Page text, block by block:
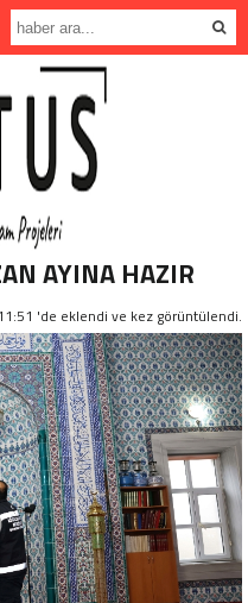
AYINA HAZIR
'de eklendi ve kez görüntülendi.